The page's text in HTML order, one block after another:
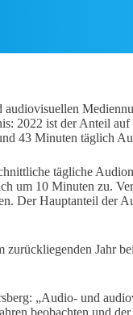
2022 ist der Anteil
43 Minuten täglich
tägliche
um 10 Minuten zu.
Der Hauptanteil der
Jahr
„Audio- und
beobachten und